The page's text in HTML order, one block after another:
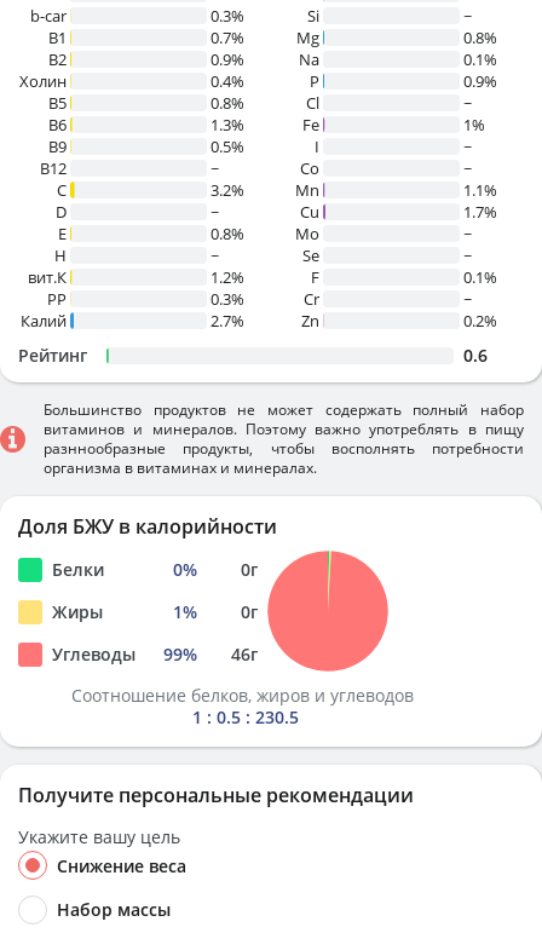
b-car
0.3%
В1
0.7%
B2
0.9%
Холин
0.4%
B5
0.8%
B6
1.3%
B9
0.5%
B12
~
C
3.2%
D
~
E
0.8%
H
~
вит.К
1.2%
PP
0.3%
Калий
2.7%
Si
~
Mg
0.8%
Na
0.1%
P
0.9%
Cl
~
Fe
1%
I
~
Co
~
Mn
1.1%
Cu
1.7%
Mo
~
Se
~
F
0.1%
Cr
~
Zn
0.2%
Рейтинг 0.6
Большинство продуктов не может содержать полный набор
витаминов и минералов. Поэтому важно употреблять в пищу
разннообразные продукты, чтобы восполнять потребности
организма в витаминах и минералах.
Доля БЖУ в калорийности
Белки 0% 0г
Жиры
1% 0г
Углеводы
99% 46г
Соотношение белков, жиров и углеводов
1 : 0.5 : 230.5
Получите персональные рекомендации
Укажите вашу цель
Снижение веса
Набор массы